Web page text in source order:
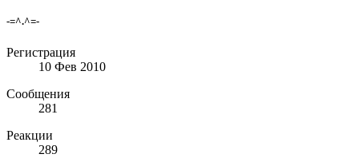
-=^.^=-
Регистрация
10 Фев 2010
Сообщения
281
Реакции
289